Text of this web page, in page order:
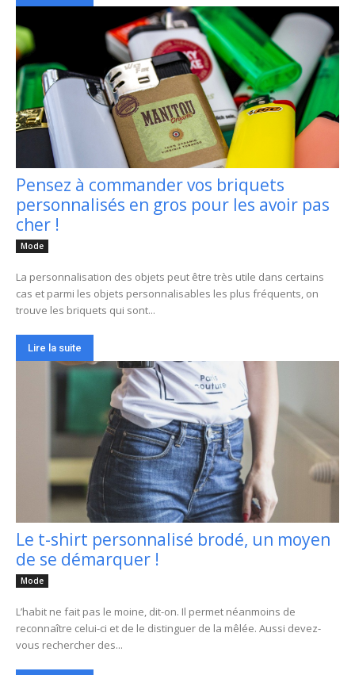
Pensez à commander vos briquets
personnalisés en gros pour les avoir pas
cher !
Mode
La personnalisation des objets peut être très utile dans certains
cas et parmi les objets personnalisables les plus fréquents, on
trouve les briquets qui sont...
Lire la suite
Le t-shirt personnalisé brodé, un moyen
de se démarquer !
Mode
L’habit ne fait pas le moine, dit-on. Il permet néanmoins de
reconnaître celui-ci et de le distinguer de la mêlée. Aussi devez-
vous rechercher des...